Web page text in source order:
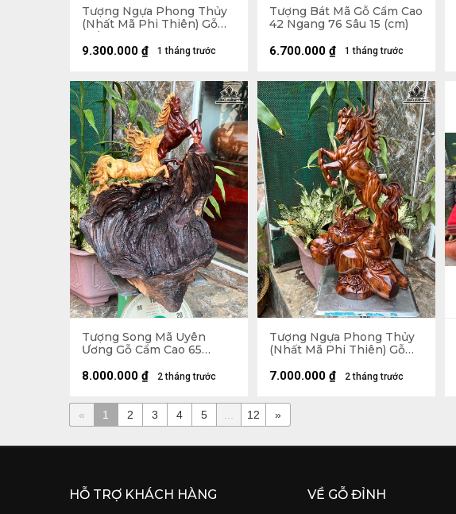
Tượng Ngựa Phong Thủy
(Nhất Mã Phi Thiên) Gỗ
Trắc Cao 48 Ngang 35 Sâu
17 (cm)
1 tháng trước
9.300.000 ₫
Tượng Bát Mã Gỗ Cẩm Cao
42 Ngang 76 Sâu 15 (cm)
1 tháng trước
6.700.000 ₫
Tượng Song Mã Uyên
Ương Gỗ Cẩm Cao 65
2 tháng trước
8.000.000 ₫
Tượng Ngựa Phong Thủy
(Nhất Mã Phi Thiên) Gỗ
30 (cm)
2 tháng trước
7.000.000 ₫
« 1 2 3 4 5 12 »
HỖ TRỢ KHÁCH HÀNG VỀ GỖ ĐỈNH